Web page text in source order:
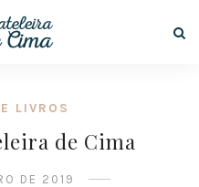
LIVROS
de Cima
DE 2019